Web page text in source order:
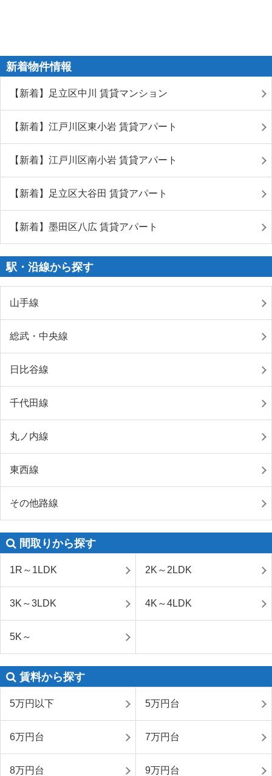
新着物件情報
【新着】足立区中川 賃貸マンション
【新着】江戸川区東小岩 賃貸アパート
【新着】江戸川区南小岩 賃貸アパート
【新着】足立区大谷田 賃貸アパート
【新着】墨田区八広 賃貸アパート
駅・沿線から探す
山手線
総武・中央線
日比谷線
千代田線
丸ノ内線
東西線
その他路線
間取りから探す
1R～1LDK 2K～2LDK
3K～3LDK 4K～4LDK
5K～
賃料から探す
5万円以下 5万円台
6万円台 7万円台
8万円台 9万円台